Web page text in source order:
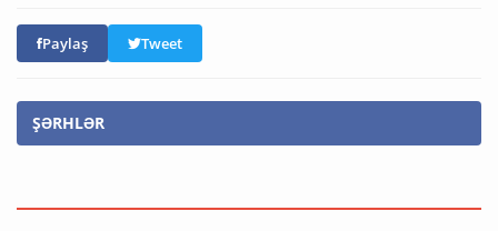
Paylaş Tweet
ŞƏRHLƏR